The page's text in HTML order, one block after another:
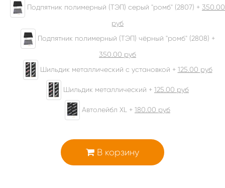
Подпятник полимерный (ТЭП) серый "ромб" (2807) + 350.00
руб
Подпятник полимерный (ТЭП) чёрный "ромб" (2808) +
350.00 руб
Шильдик металлический с установкой + 125.00 руб
Шильдик металлический + 125.00 руб
Автолейбл XL + 180.00 руб
В корзину